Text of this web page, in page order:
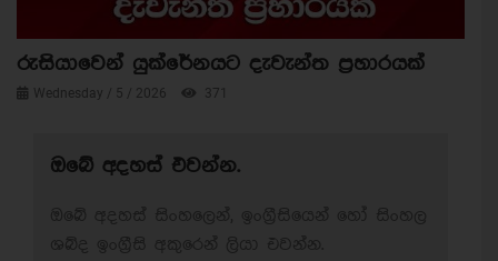
රුසියාවෙන් යුක්රේනයට දැවැන්ත ප්‍රහාරයක්
Wednesday / 5 / 2026 371
ඔබේ අදහස් එවන්න.